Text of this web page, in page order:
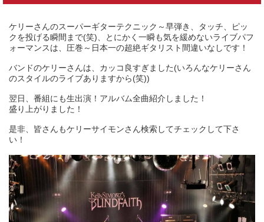
ケリーさんのスーパーギターテクニック～早弾き、タッチ、ピッ
クを投げる瞬間まで(笑)、とにかく一瞬も気を緩めないライブパフ
ォーマンスは、圧巻～日本一の超絶ギタリスト間違いなしです！
バンドのケリーさんは、カッコ良すぎました(いろんなケリーさん
のスタイルのライブありますから(笑))
翌日、番組にも生出演！アルバム全曲紹介しました！
盛り上がりました！
是非、皆さんもケリーサイモンさん検索してチェックして下さ
い！